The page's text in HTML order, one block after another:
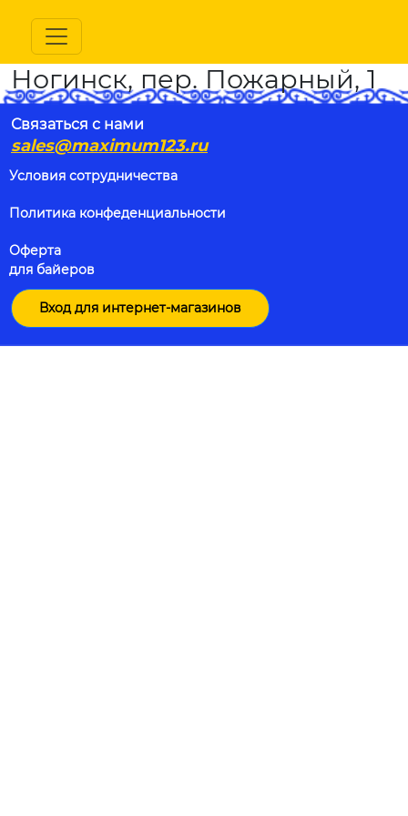
Ногинск, пер. Пожарный, 1
Связаться с нами
sales@maximum123.ru
Условия сотрудничества
Политика конфеденциальности
Оферта
для байеров
Вход для интернет-магазинов